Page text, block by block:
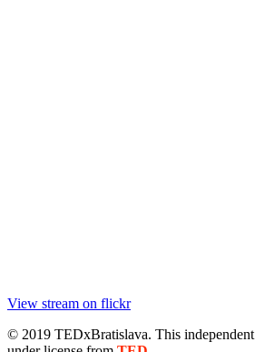
View stream on flickr
© 2019 TEDxBratislava. This independent